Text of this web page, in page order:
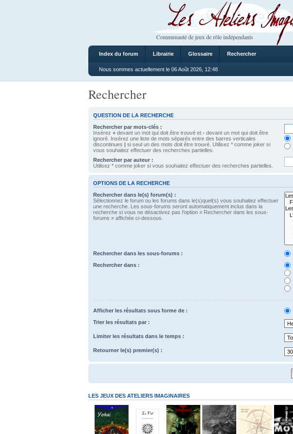
Les Ateliers Imaginaires
Communauté de jeux de rôle indépendants
Index du forum Librairie Glossaire Rechercher
Nous sommes actuellement le 06 Août 2026, 12:48
Rechercher
QUESTION DE LA RECHERCHE
Rechercher par mots-clés :
Insérez + devant un mot qui doit être trouvé et - devant un mot qui doit être
ignoré. Insérez une liste de mots séparés entre des barres verticales
discontinues | si seul un des mots doit être trouvé. Utilisez * comme joker si
vous souhaitez effectuer des recherches partielles.
Rechercher par auteur :
Utilisez * comme joker si vous souhaitez effectuer des recherches partielles.
OPTIONS DE LA RECHERCHE
Rechercher dans le(s) forum(s) :
Sélectionnez le forum ou les forums dans le(s)quel(s) vous souhaitez effectuer
une recherche. Les sous-forums seront automatiquement inclus dans la
recherche si vous ne désactivez pas l’option « Rechercher dans les sous-
forums » affichée ci-dessous.
Rechercher dans les sous-forums :
Rechercher dans :
Afficher les résultats sous forme de :
Trier les résultats par :
Limiter les résultats dans le temps :
Retourner le(s) premier(s) :
LES JEUX DES ATELIERS IMAGINAIRES